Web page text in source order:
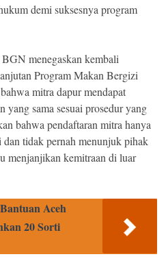
demi suksesnya program
menegaskan kembali
Program Makan Bergizi
mitra dapur mendapat
yang sama sesuai prosedur yang
bahwa pendaftaran mitra hanya
tidak pernah menunjuk pihak
menjanjikan kemitraan di luar
Aceh
20 Sorti